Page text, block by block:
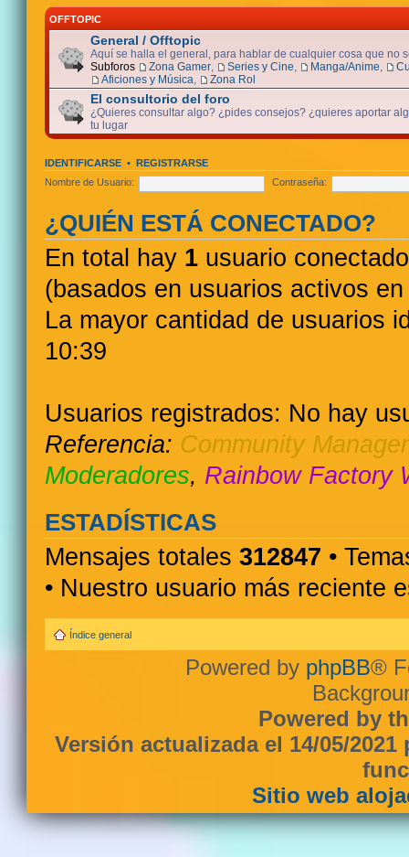
OFFTOPIC
General / Offtopic
Aquí se halla el general, para hablar de cualquier cosa que no
Subforos
Zona Gamer Series y Cine Manga/Anime
Aficiones y Música
Zona Rol
El consultorio del foro
¿Quieres consultar algo? ¿pides consejos? ¿quieres aportar
tu lugar
IDENTIFICARSE • REGISTRARSE
Nombre de Usuario:
Contraseña:
¿QUIÉN ESTÁ CONECTADO?
En total hay 1 usuario
(basados en usuarios activos
La mayor cantidad de usuarios
10:39
Usuarios registrados: No hay
Referencia: Community Manager
Moderadores, Rainbow Factory
ESTADÍSTICAS
Mensajes totales 312847 •
• Nuestro usuario más reciente
Índice general
Powered by phpBB®
Powered by
Versión actualizada el 14/05/
Sitio web